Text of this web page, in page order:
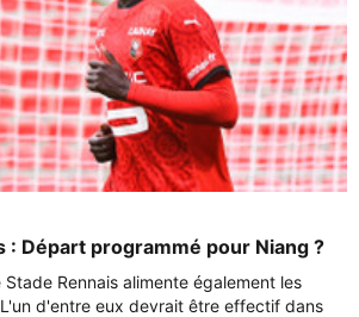
: Départ programmé pour Niang ?
Rennais alimente également les
d'entre eux devrait être effectif dans